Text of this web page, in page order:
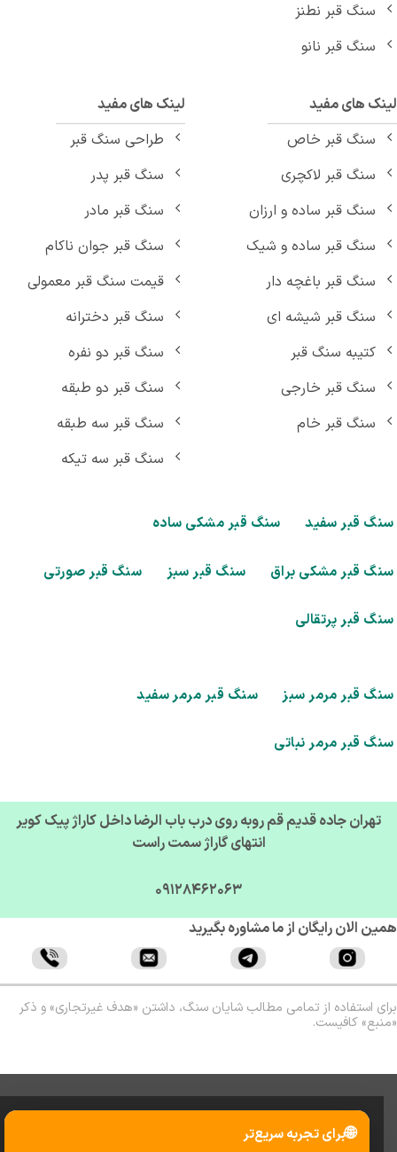
سنگ قبر نطنز
سنگ قبر نانو
های مفید
سنگ قبر خاص
سنگ قبر لاکچری
سنگ قبر ساده و ارزان
سنگ قبر ساده و شیک
سنگ قبر باغچه دار
سنگ قبر شیشه ای
کتیبه سنگ قبر
سنگ قبر خارجی
سنگ قبر خام
لینک های مفید
طراحی سنگ قبر
سنگ قبر پدر
سنگ قبر مادر
سنگ قبر جوان ناکام
قیمت سنگ قبر معمولی
سنگ قبر دخترانه
سنگ قبر دو نفره
سنگ قبر دو طبقه
سنگ قبر سه طبقه
سنگ قبر سه تیکه
قبر سفید سنگ قبر مشکی ساده
قبر مشکی براق سنگ قبر سبز سنگ قبر صورتی
قبر پرتقالی
قبر مرمر سبز سنگ قبر مرمر سفید
قبر مرمر نباتی
تهران جاده قدیم قم روبه روی درب باب الرضا داخل کاراژ پیک کویر
انتهای گاراژ سمت راست
09128462063
الان رایگان از ما مشاوره بگیرید
استفاده از تمامی مطالب شایان سنگ، داشتن «هدف غیرتجاری» و ذکر
کافیست.
برای تجربه سریع‌تر